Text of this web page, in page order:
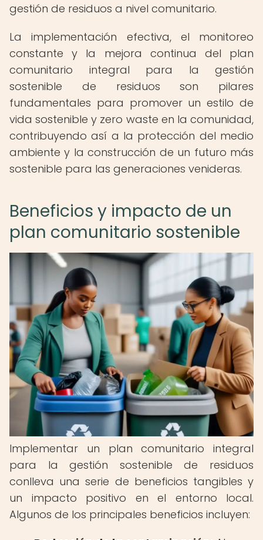
gestión de residuos a nivel comunitario.
La implementación efectiva, el monitoreo
constante y la mejora continua del plan
comunitario integral para la gestión
sostenible de residuos son pilares
fundamentales para promover un estilo de
vida sostenible y zero waste en la comunidad,
contribuyendo así a la protección del medio
ambiente y la construcción de un futuro más
sostenible para las generaciones venideras.
Beneficios y impacto de un
plan comunitario sostenible
Implementar un plan comunitario integral
para la gestión sostenible de residuos
conlleva una serie de beneficios tangibles y
un impacto positivo en el entorno local.
Algunos de los principales beneficios incluyen: